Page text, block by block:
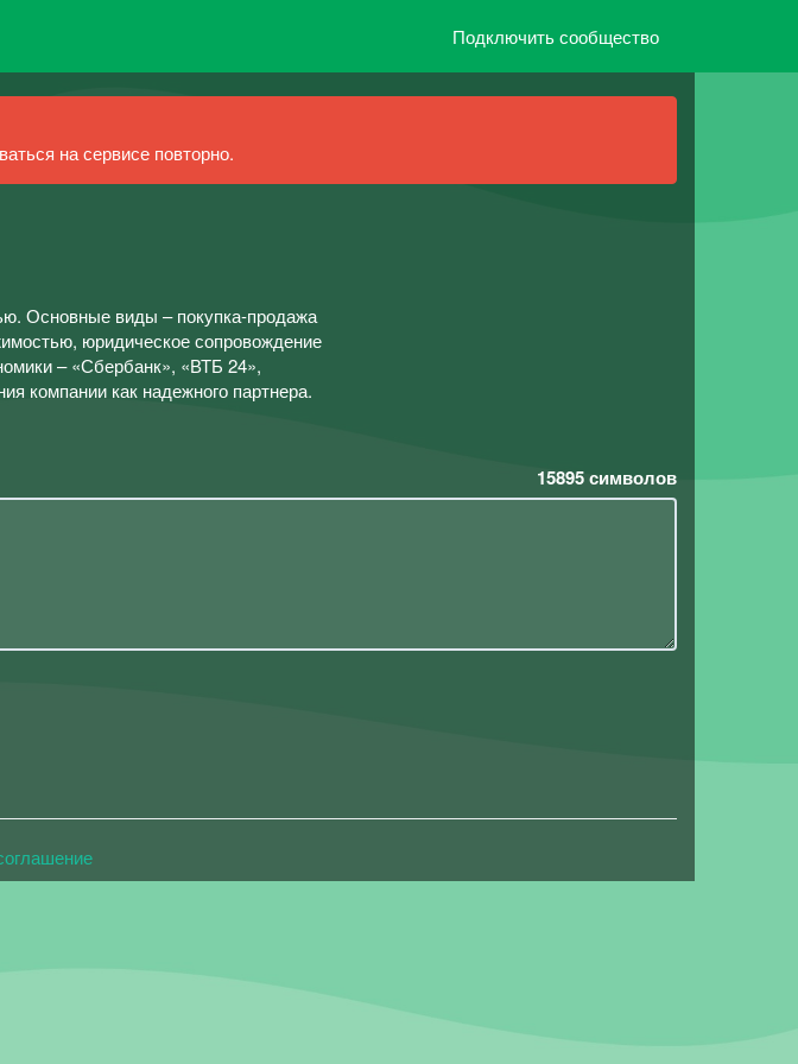
Подключить сообщество
на сервисе повторно.
Основные виды – покупка-продажа
юридическое сопровождение
– «Сбербанк», «ВТБ 24»,
компании как надежного партнера.
15895символов